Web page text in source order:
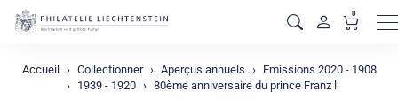
0
Accueil Collectionner Aperçus annuels
Emissions 2020 - 1908
1939 - 1920
80ème anniversaire du prince Franz l